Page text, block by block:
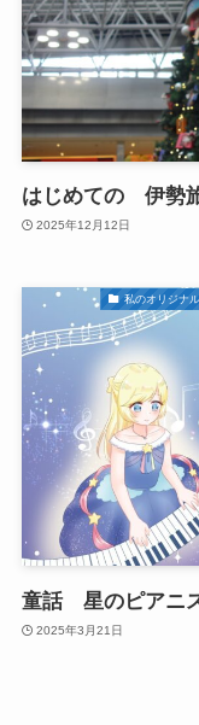
はじめての 伊勢
2025年12月12日
私のオリジ
童話 星のピアニ
2025年3月21日